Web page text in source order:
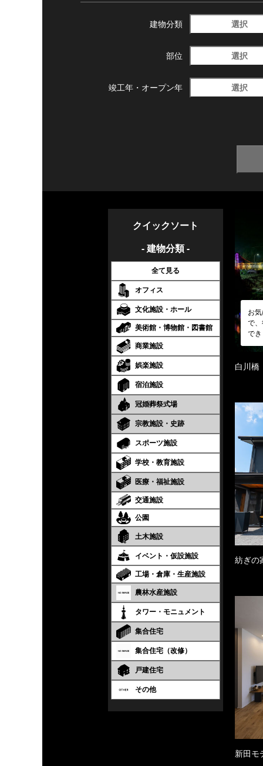
建物分類 選択
部位 選択
竣工年・ オープン年 選択
クイックソート
- 建物分類 -
全て見る
オフィス
文化施設・ホール
美術館・博物館・図書館
商業施設
娯楽施設
宿泊施設
冠婚葬祭式場
宗教施設・史跡
スポーツ施設
学校・教育施設
医療・福祉施設
交通施設
公園
土木施設
イベント・仮設施設
工場・倉庫・生産施設
農林水産施設
タワー・モニュメント
集合住宅
集合住宅（改修）
戸建住宅
その他
お
で
で
白川橋
紡ぎの
新田モ